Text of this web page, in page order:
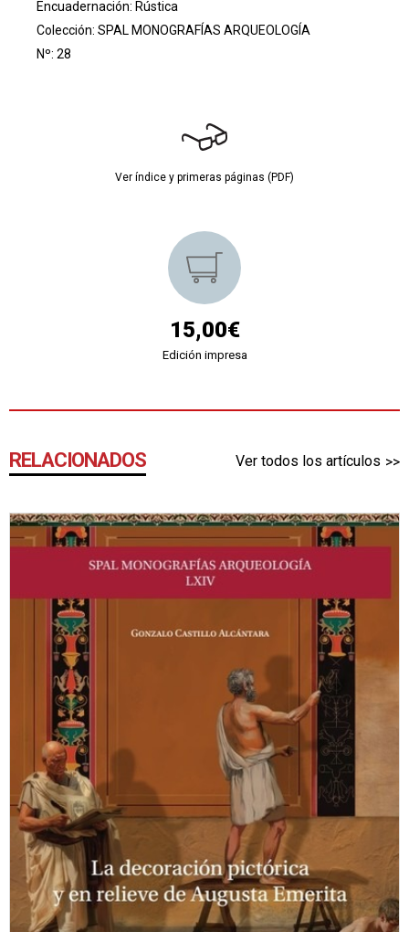
Encuadernación: Rústica
Colección: SPAL MONOGRAFÍAS ARQUEOLOGÍA
Nº: 28
Ver índice y primeras páginas (PDF)
15,00€
Edición impresa
RELACIONADOS Ver todos los artículos